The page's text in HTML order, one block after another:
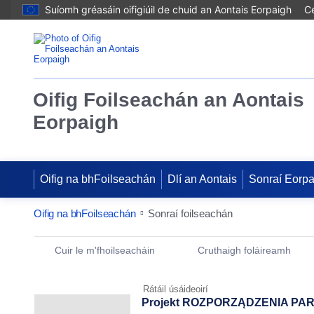
Suíomh gréasáin oifigiúil de chuid an Aontais Eorpaigh
Oifig Foilseachán an Aontais
Eorpaigh
Oifig na bhFoilseachán Dlí an Aontais Sonraí
Oifig na bhFoilseachán Sonraí foilseachán
Publication Detail Actions Portlet
Cuir le m'fhoilseacháin Cruthaigh foláireamh
Rátáil úsáideoirí
Projekt ROZPORZĄDZENIA